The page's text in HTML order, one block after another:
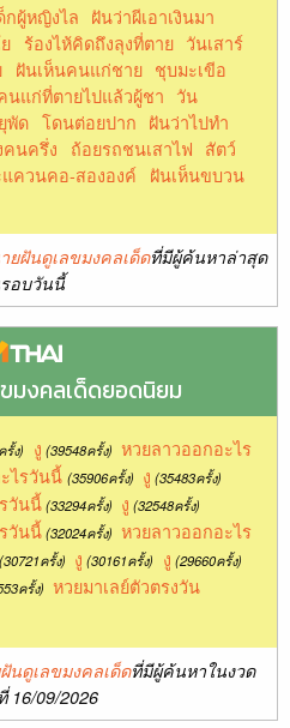
กผู้หญิงไล ฝันว่าผีเอาเงินมา
ร้องไห้คิดถึงลุงที่ตาย วันเสาร์
ฝันเห็นคนแก่ชาย ชุบมะเขีอ
นแก่ที่ตายไปแล้วผู้ชา วัน
พัด โดนต่อยปาก ฝันว่าไปทำ
คนครึ่ง ถ้อยรถชนเสาไฟ สัตว์
แควนคอ-สององค์ ฝันเห็นขบวน
ยฝันดูเลขมงคลเด็ดที่มีผู้ค้นหาล่าสุด
อบวันนี้
มงคลเด็ดยอดนิยม
รั้ง) งู (39548ครั้ง) หวยลาวออกอะไร
ไรวันนี้ (35906ครั้ง) งู (35483ครั้ง)
วันนี้ (33294ครั้ง) งู (32548ครั้ง)
วันนี้ (32024ครั้ง) หวยลาวออกอะไร
(30721ครั้ง) งู (30161ครั้ง) งู (29660ครั้ง)
ครั้ง) หวยมาเลย์ตัวตรงวัน
นดูเลขมงคลเด็ดที่มีผู้ค้นหาในงวด
16/09/2026